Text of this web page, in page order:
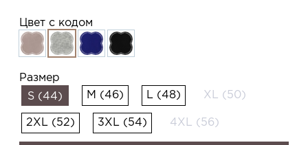
Цвет с кодом
Размер
S (44)
M (46) L (48) XL (50)
2XL (52) 3XL (54) 4XL (56)